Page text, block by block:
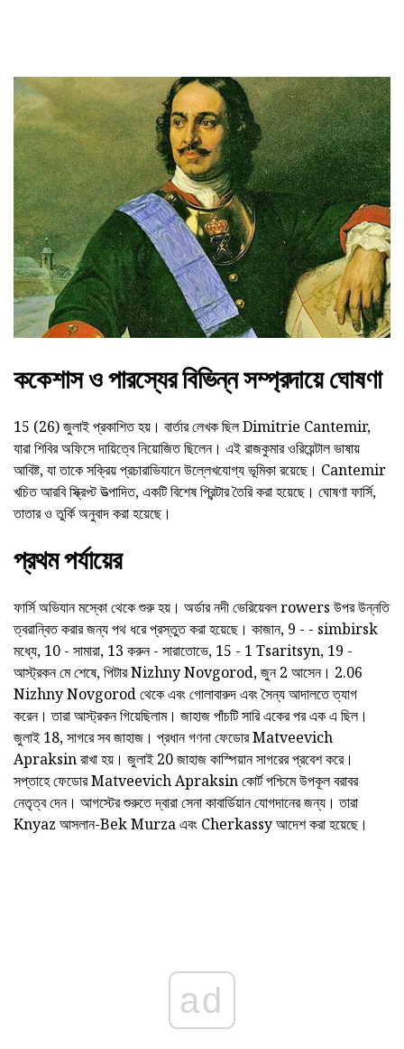
ককেশাস ও পারস্যের বিভিন্ন সম্প্রদায়ে ঘোষণা
15 (26) জুলাই প্রকাশিত হয়। বার্তার লেখক ছিল Dimitrie Cantemir,
যারা শিবির অফিসে দায়িত্বে নিয়োজিত ছিলেন। এই রাজকুমার ওরিয়েন্টাল ভাষায়
আবিষ্ট, যা তাকে সক্রিয় প্রচারাভিযানে উল্লেখযোগ্য ভূমিকা রয়েছে। Cantemir
খচিত আরবি স্ক্রিপ্ট উত্পাদিত, একটি বিশেষ প্রিন্টার তৈরি করা হয়েছে। ঘোষণা ফার্সি,
তাতার ও তুর্কি অনুবাদ করা হয়েছে।
প্রথম পর্যায়ের
ফার্সি অভিযান মস্কো থেকে শুরু হয়। অর্ডার নদী ভেরিয়েবল rowers উপর উন্নতি
ত্বরান্বিত করার জন্য পথ ধরে প্রস্তুত করা হয়েছে। কাজান, 9 - - simbirsk
মধ্যে, 10 - সামারা, 13 করুন - সারাতোভে, 15 - 1 Tsaritsyn, 19 -
আস্ট্রকন মে শেষে, পিটার Nizhny Novgorod, জুন 2 আসেন। 2.06
Nizhny Novgorod থেকে এবং গোলাবারুদ এবং সৈন্য আদালতে ত্যাগ
করেন। তারা আস্ট্রকন গিয়েছিলাম। জাহাজ পাঁচটি সারি একের পর এক এ ছিল।
জুলাই 18, সাগরে সব জাহাজ। প্রধান গণনা ফেডোর Matveevich
Apraksin রাখা হয়। জুলাই 20 জাহাজ কাস্পিয়ান সাগরের প্রবেশ করে।
সপ্তাহে ফেডোর Matveevich Apraksin কোর্ট পশ্চিমে উপকূল বরাবর
নেতৃত্ব দেন। আগস্টের শুরুতে দ্বারা সেনা কাবার্ডিয়ান যোগদানের জন্য। তারা
Knyaz আসলান-Bek Murza এবং Cherkassy আদেশ করা হয়েছে।
ad